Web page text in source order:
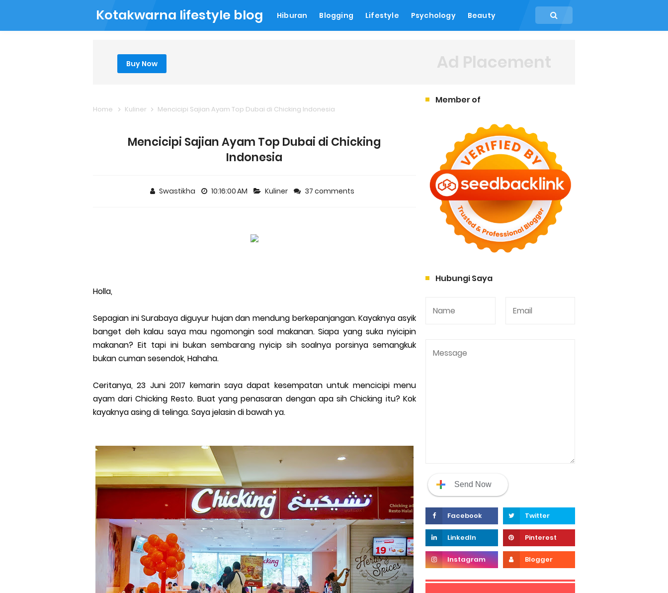
Kotakwarna lifestyle blog Hiburan Blogging Lifestyle Psychology Beauty
Buy Now Ad Placement
Home Kuliner Mencicipi Sajian Ayam Top Dubai di Chicking Indonesia
Mencicipi Sajian Ayam Top Dubai di Chicking
Indonesia
Swastikha 10:16:00 AM Kuliner 37 comments
Holla,
Sepagian ini Surabaya diguyur hujan dan mendung berkepanjangan. Kayaknya asyik
banget deh kalau saya mau ngomongin soal makanan. Siapa yang suka nyicipin
makanan? Eit tapi ini bukan sembarang nyicip sih soalnya porsinya semangkuk
bukan cuman sesendok, Hahaha.
Ceritanya, 23 Juni 2017 kemarin saya dapat kesempatan untuk mencicipi menu
ayam dari Chicking Resto. Buat yang penasaran dengan apa sih Chicking itu? Kok
kayaknya asing di telinga. Saya jelasin di bawah ya.
Member of
Hubungi Saya